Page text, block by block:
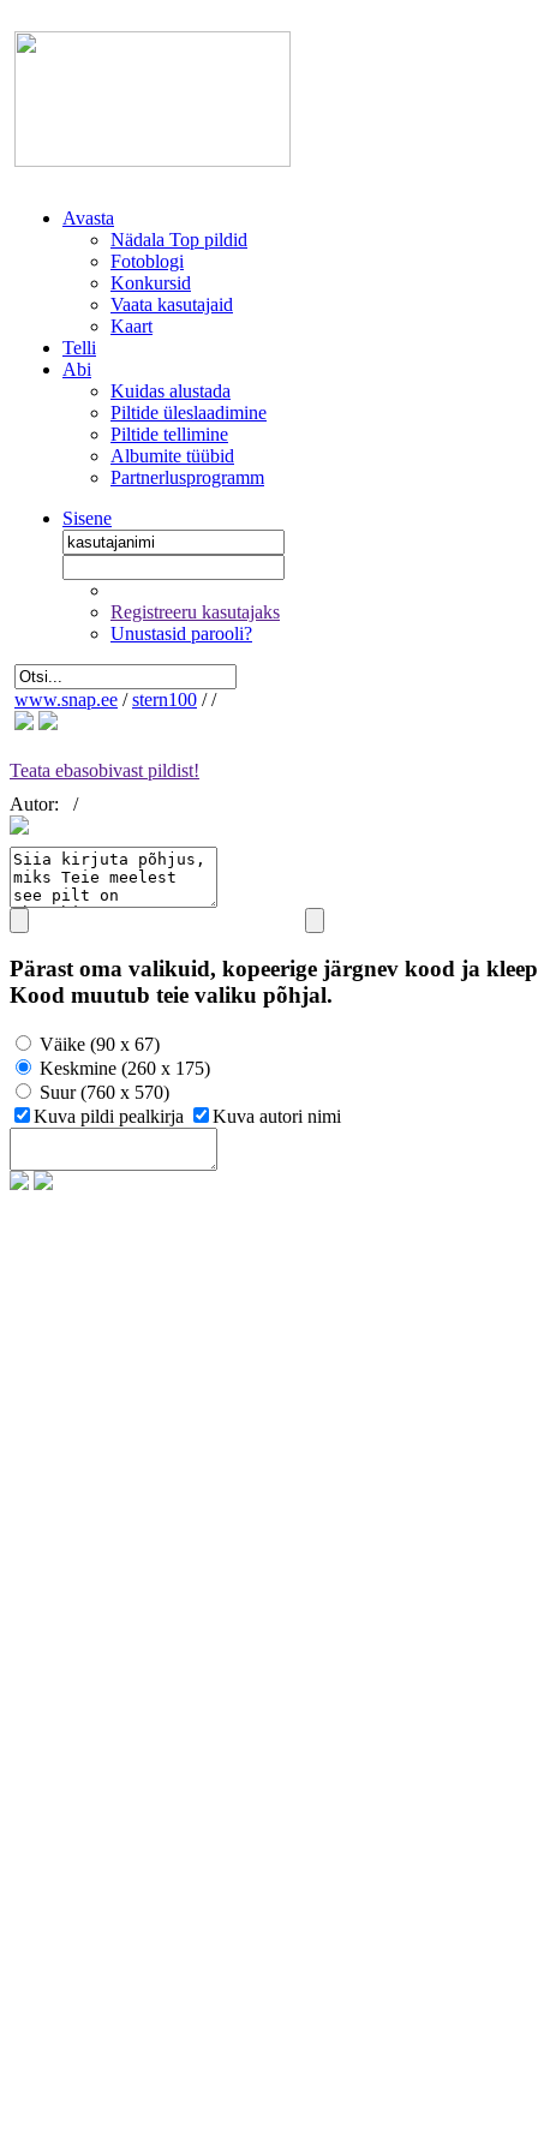
Avasta
Nädala Top pildid
Fotoblogi
Konkursid
Vaata kasutajaid
Kaart
Telli
Abi
Kuidas alustada
Piltide üleslaadimine
Piltide tellimine
Albumite tüübid
Partnerlusprogramm
Sisene
Registreeru kasutajaks
Unustasid parooli?
www.snap.ee / stern100 / /
Teata ebasobivast pildist!
Autor:
/
Pärast oma valikuid, kopeerige järgnev kood ja
Kood muutub teie valiku põhjal.
Väike (90 x 67)
Keskmine (260 x 175)
Suur (760 x 570)
Kuva pildi pealkirja
Kuva autori nimi